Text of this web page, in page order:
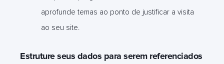
aprofunde temas ao ponto de justificar a visita
ao seu site.
Estruture seus dados para serem referenciados